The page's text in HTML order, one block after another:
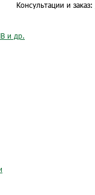
Консультации и заказ:
и др.